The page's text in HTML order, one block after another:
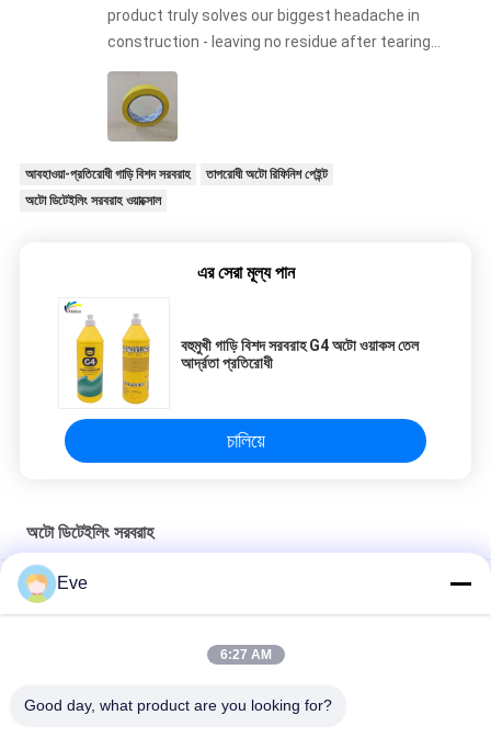
product truly solves our biggest headache in
construction - leaving no residue after tearing
off. Our technicians found during construction
that its high viscosity ensures a perfect fit with
complex surfaces such as bumpers and body
waistlines, while the unique adhesive formula is
clean and neat when removed, without
damaging the original paint or color changing
professional shop owners who need to balance
trustworthy choice.
আবহাওয়া-প্রতিরোধী গাড়ি বিশদ সরবরাহ
তাপরোধী অটো রিফিনিশ পেইন্ট
অটো ডিটেইলিং সরবরাহ ওয়াক্সোল
এর সেরা মূল্য পান
বহুমুখী গাড়ি বিশদ সরবরাহ G4 অটো ওয়াকস তেল
আর্দ্রতা প্রতিরোধী
চালিয়ে
অটো ডিটেইলিং সরবরাহ
আবহাওয়া প্রতিরোধী গাড়ি বিশদ সরবরাহ হাত স্যানিটাইজার গাড়ির পেইন্টের জন্য ক্ষতিকারক
এমএসডিএস স্থিতিশীল গাড়ি বিশদ সরবরাহ, ব্যবহারিক অটোমোবাইল পেইন্ট মিশ্রণ ক্যাপ
গাড়ির পলিশিংয়ের জন্য হলুদ সাদা উলের প্যাড, বহুমুখী গাড়ি পরিষ্কারের জিনিসপত্র
Eve
6:27 AM
Good day, what product are you looking for?